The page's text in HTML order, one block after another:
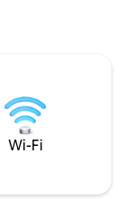
Wi-Fi